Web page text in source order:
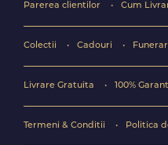
Parerea clientilor Cum
Colectii Cadouri
Livrare Gratuita 100%
Termeni & Conditii Politica